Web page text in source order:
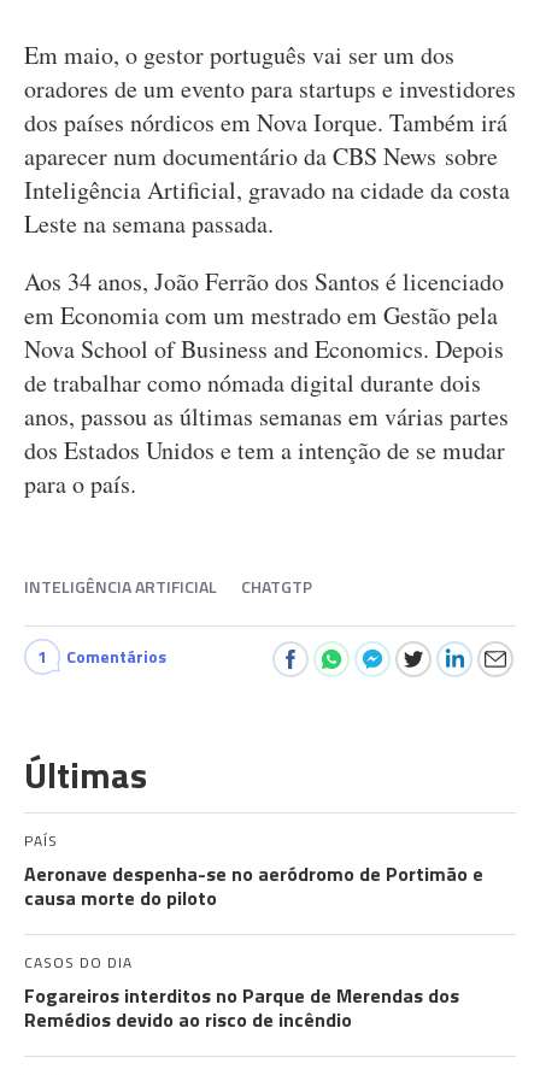
Em maio, o gestor português vai ser um dos
oradores de um evento para startups e investidores
dos países nórdicos em Nova Iorque. Também irá
aparecer num documentário da CBS News sobre
Inteligência Artificial, gravado na cidade da costa
Leste na semana passada.
Aos 34 anos, João Ferrão dos Santos é licenciado
em Economia com um mestrado em Gestão pela
Nova School of Business and Economics. Depois
de trabalhar como nómada digital durante dois
anos, passou as últimas semanas em várias partes
dos Estados Unidos e tem a intenção de se mudar
para o país.
INTELIGÊNCIA ARTIFICIAL CHATGTP
1 Comentários
Últimas
PAÍS
Aeronave despenha-se no aeródromo de Portimão e
causa morte do piloto
CASOS DO DIA
Fogareiros interditos no Parque de Merendas dos
Remédios devido ao risco de incêndio